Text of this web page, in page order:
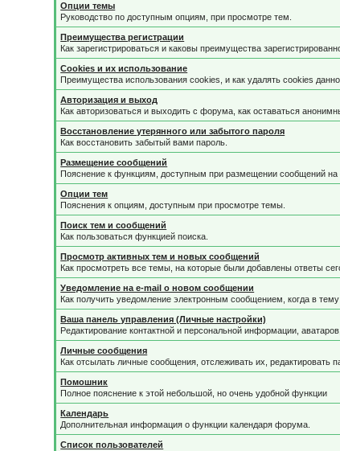
Опции темы
Руководство по доступным опциям, при просмотре тем.
Преимущества регистрации
Как зарегистрироваться и каковы преимущества
Cookies и их использование
Преимущества использования cookies, и как удалять cookies
Авторизация и выход
Как авторизоваться и выходить с форума, как оставаться
Восстановление утерянного или забытого пароля
Как восстановить забытый вами пароль.
Размещение сообщений
Пояснение к функциям, доступным при размещении сообщений на
Опции тем
Пояснения к опциям, доступным при просмотре темы.
Поиск тем и сообщений
Как пользоваться функцией поиска.
Просмотр активных тем и новых сообщений
Как просмотреть все темы, на которые были добавлены ответы
Уведомление на е-mail о новом сообщении
Как получить уведомление электронным сообщением, когда в
Ваша панель управления (Личные настройки)
Редактирование контактной и персональной информации,
Личные сообщения
Как отсылать личные сообщения, отслеживать их, редактировать
Помошник
Полное пояснение к этой небольшой, но очень удобной функции
Календарь
Дополнительная информация о функции календаря форума.
Список пользователей